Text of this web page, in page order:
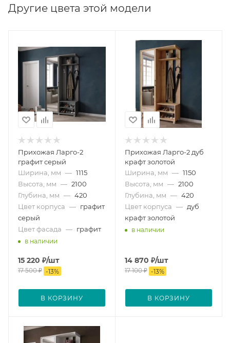
Другие цвета этой модели
Прихожая Ларго-2
графит серый
Ширина, мм — 1115
Высота, мм — 2100
Глубина, мм — 420
Цвет корпуса — графит
серый
Цвет фасада — графит
в наличии
15 220 ₽/шт
17 500₽ -13%
В КОРЗИНУ
Прихожая Ларго-2 дуб
крафт золотой
Ширина, мм — 1150
Высота, мм — 2100
Глубина, мм — 420
Цвет корпуса — дуб
крафт золотой
в наличии
14 870 ₽/шт
17 100₽ -13%
В КОРЗИНУ